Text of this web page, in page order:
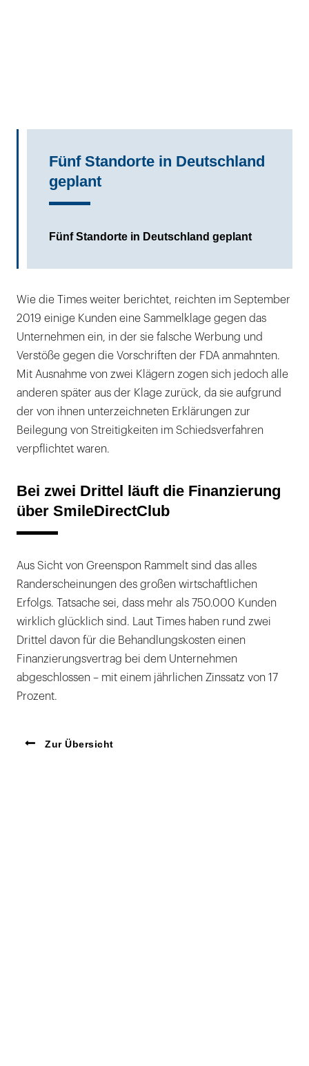
Fünf Standorte in Deutschland
geplant
Fünf Standorte in Deutschland geplant
Wie die Times weiter berichtet, reichten im September
2019 einige Kunden eine Sammelklage gegen das
Unternehmen ein, in der sie falsche Werbung und
Verstöße gegen die Vorschriften der FDA anmahnten.
Mit Ausnahme von zwei Klägern zogen sich jedoch alle
anderen später aus der Klage zurück, da sie aufgrund
der von ihnen unterzeichneten Erklärungen zur
Beilegung von Streitigkeiten im Schiedsverfahren
verpflichtet waren.
Bei zwei Drittel läuft die Finanzierung
über SmileDirectClub
Aus Sicht von Greenspon Rammelt sind das alles
Randerscheinungen des großen wirtschaftlichen
Erfolgs. Tatsache sei, dass mehr als 750.000 Kunden
wirklich glücklich sind. Laut Times haben rund zwei
Drittel davon für die Behandlungskosten einen
Finanzierungsvertrag bei dem Unternehmen
abgeschlossen – mit einem jährlichen Zinssatz von 17
Prozent.
Zur Übersicht